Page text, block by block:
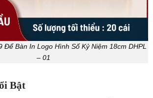
Để Bàn In Logo Hình Số Kỷ Niệm 18cm DHPL
– 01
Bật